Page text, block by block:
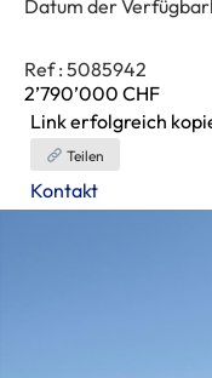
Datum der
Ref : 5085942
2’790’000 CHF
Link erfolgreich
Teilen
Kontakt